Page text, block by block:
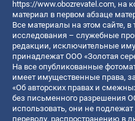
https://www.obozrevatel.com, на
материал в первом абзаце
Все материалы на этом сайте,
исследования – служебные
редакции, исключительные
принадлежат ООО «Золотая
На все опубликованные
имеет имущественные права,
«Об авторских правах и
без письменного разрешения
использовать, они не
переводу, распространению в